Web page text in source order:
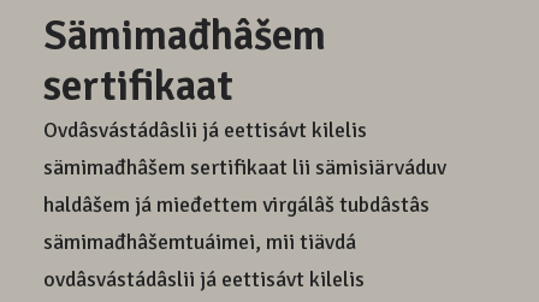
Sämimađhâšem
sertifikaat
Ovdâsvástádâslii já eettisávt kilelis
sämimađhâšem sertifikaat lii sämisiärváduv
haldâšem já mieđettem virgálâš tubdâstâs
sämimađhâšemtuáimei, mii tiävdá
ovdâsvástádâslii já eettisávt kilelis